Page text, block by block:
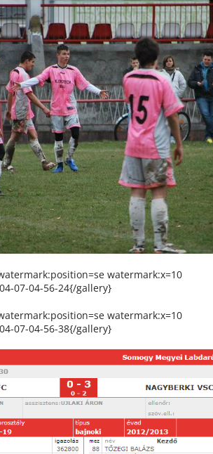
watermark:x=10
07-04-56-24{/gallery}
watermark:x=10
07-04-56-38{/gallery}